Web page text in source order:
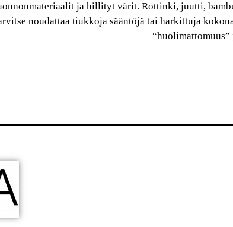
ja hillityt värit. Rottinki, juutti,
noudattaa tiukkoja sääntöjä tai harkittuja
“huolimattomuus”